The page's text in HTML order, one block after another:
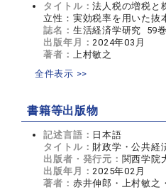
タイトル：法人税の増税と
立性：実効税率を用いた抜
誌名： 生活経済学研究 59
出版年月：2024年03月
著者： 上村敏之
全件表示 >>
書籍等出版物
記述言語： 日本語
タイトル： 財政学・公共経
出版者・発行元： 関西学院
出版年月：2025年02月
著者： 赤井伸郎・上村敏之